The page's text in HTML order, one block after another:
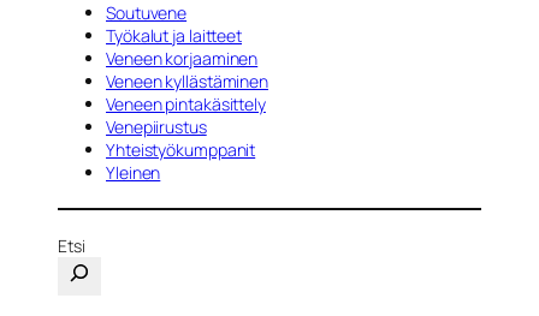
Soutuvene
Työkalut ja laitteet
Veneen korjaaminen
Veneen kyllästäminen
Veneen pintakäsittely
Venepiirustus
Yhteistyökumppanit
Yleinen
Etsi